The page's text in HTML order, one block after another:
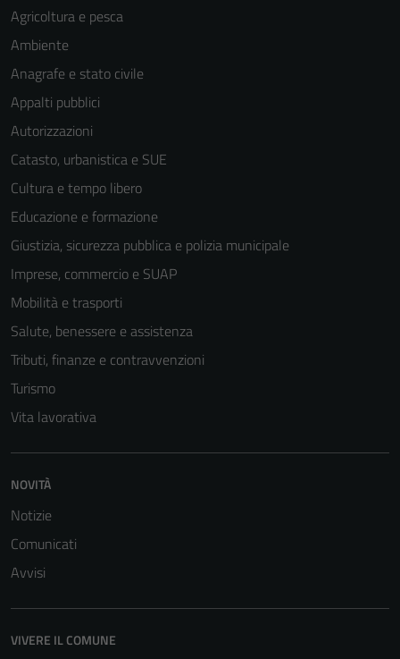
Agricoltura e pesca
Ambiente
Anagrafe e stato civile
Appalti pubblici
Autorizzazioni
Catasto, urbanistica e SUE
Cultura e tempo libero
Educazione e formazione
Giustizia, sicurezza pubblica e polizia municipale
Imprese, commercio e SUAP
Mobilità e trasporti
Salute, benessere e assistenza
Tributi, finanze e contravvenzioni
Turismo
Vita lavorativa
NOVITÀ
Notizie
Comunicati
Avvisi
VIVERE IL COMUNE